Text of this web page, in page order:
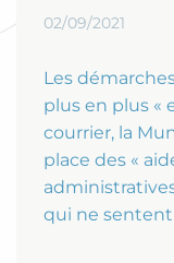
02/09/2021
Les
plus en plus «
courrier, la
place des «
qui ne sentent